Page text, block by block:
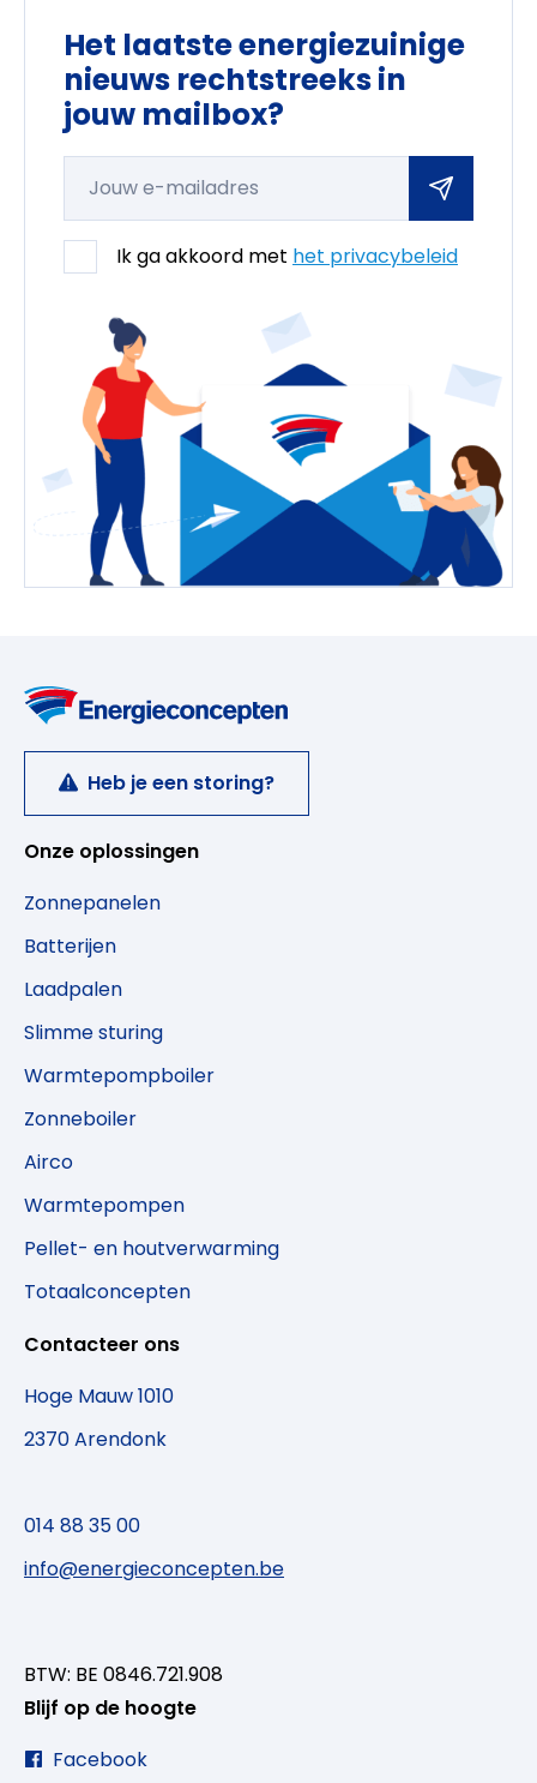
Het laatste energiezuinige
nieuws rechtstreeks in
jouw mailbox?
Ik ga akkoord met het privacybeleid
Heb je een storing?
Onze oplossingen
Zonnepanelen
Batterijen
Laadpalen
Slimme sturing
Warmtepompboiler
Zonneboiler
Airco
Warmtepompen
Pellet- en houtverwarming
Totaalconcepten
Contacteer ons
Hoge Mauw 1010
2370 Arendonk
014 88 35 00
info@energieconcepten.be
BTW: BE 0846.721.908
Blijf op de hoogte
Facebook